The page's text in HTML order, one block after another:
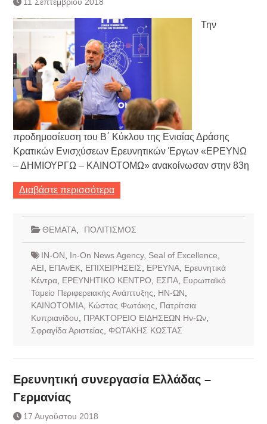
Κατάργηση βιβλιαρίων Υγείας
Ημερήσιο Δελτίο Τιμών
Τραπεζογραμματίων 7-3-2019
Κάθοδος αγροτών
Δικαιοσύνη
Την
προδημοσίευση του Β΄ Κύκλου της Ενιαίας Δράσης
Κρατικών Ενισχύσεων Ερευνητικών Έργων «ΕΡΕΥΝΩ
– ΔΗΜΙΟΥΡΓΩ – ΚΑΙΝΟΤΟΜΩ» ανακοίνωσαν στην 83η
Διαβάστε περισσότερα
ΘΕΜΑΤΑ, ΠΟΛΙΤΙΣΜΟΣ
IN-ON In-On News Agency, Seal of Excellence
ΑΕΙ
ΕΠΑνΕΚ, ΕΠΙΧΕΙΡΗΣΕΙΣ ΕΡΕΥΝΑ, Ερευνητικά
Κέντρα, ΕΡΕΥΝΗΤΙΚΟ ΚΕΝΤΡΟ ΕΣΠΑ, Ευρωπαϊκό
Ταμείο Περιφερειακής Ανάπτυξης
ΗΝ-ΩΝ
ΚΑΙΝΟΤΟΜΙΑ, Κώστας Φωτάκης
Πατρίτσια
Κυπριανίδου
ΠΡΑΚΤΟΡΕΙΟ ΕΙΔΗΣΕΩΝ Ην-Ων,
Σφραγίδα Αριστείας
ΦΩΤΑΚΗΣ ΚΩΣΤΑΣ
Ερευνητική συνεργασία Ελλάδας –
Γερμανίας
17 Αυγούστου 2018